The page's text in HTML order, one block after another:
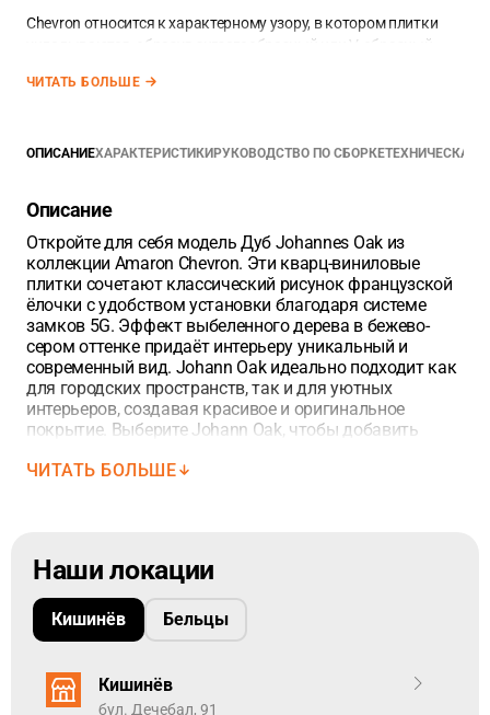
Chevron относится к характерному узору, в котором плитки
укладываются, образуя зигзагообразный или V-образный
интерьеров, придавая помещениям современный и
Amaron Chevron Дуб Йоханнес, которая объединяет красоту
Планка SPC из коллекции AMARON
60x12 cм. Ее площадь составляет — 0,072 m2. В упаковке 18
планок — 9 левые + 9 правые (общий метраж упаковки — 1,296
m2).
Единица измерения напольных покрытий — квадратный
метр.Добавьте точный метраж в корзину используя точку
между цифрами, в зависимости от площадью планок.
ЧИТАТЬ БОЛЬШЕ
ОПИСАНИЕХАРАКТЕРИСТИКИРУКОВОДСТВО ПО СБОРКЕТЕХНИЧЕСКАЯ
Описание
Откройте для себя модель Дуб Johannes Oak из
коллекции Amaron Chevron. Эти кварц-виниловые
плитки сочетают классический рисунок французской
ёлочки с удобством установки благодаря системе
замков 5G. Эффект выбеленного дерева в бежево-
сером оттенке придаёт интерьеру уникальный и
современный вид. Johann Oak идеально подходит как
для городских пространств, так и для уютных
интерьеров, создавая красивое и оригинальное
покрытие. Выберите Johann Oak, чтобы добавить
насладиться простотой установки.
плитки Amaron Chevron Дуб Йоханнес, которая
объединяет красоту натурального дуба и
современный дизайн. Вдохновленные
произведениями Йоханнеса Вермеера, эти панели
теплых тонов и уникальной текстурой, изменяющейся
в зависимости от освещения и времени суток.
ЧИТАТЬ БОЛЬШЕ
Наши локации
Кишинёв Бельцы
Кишинёв
бул. Дечебал, 91